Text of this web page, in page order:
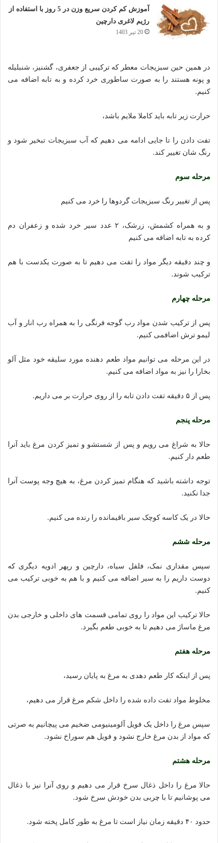
آموزش کم کردن سریع وزن در 5 روز با استفاده از
رژیم لاغری دارچین
20 تیر 1403
در همین حین سبزیجات معطر که ترکیبی از جعفری، گشنیز، شنبلیله
و پونه هستند را به صورت ساطوری خرد کرده و به تابه اضافه می
کنیم.
حرارت زیر تابه باید کاملا ملایم باشد،
تفت دادن را تا جایی ادامه می دهیم که آب سبزیجات تبخیر شود و
رنگ شان تغییر کند.
مرحله سوم
پس از تغییر رنگ سبزیجات گردوها را خرد می کنیم
و به همراه کشمش، زرشک، ۲ عدد سیر خرد شده و زعفران دم
کرده به تابه اضافه می کنیم
و چند دقیقه دیگر مواد را تفت می دهیم تا به صورت یکدست با هم
ترکیب شوند.
مرحله چهارم
پس از ترکیب شدن مواد رب گوجه فرنگی را به همراه رب انار و آب
لیمو ترش اضافمی کنیم.
در این مرحله می توانیم مواد طعم دهنده مورد سلیقه خود مثل آلو
بخارا را نیز به مواد اضافه می کنیم.
پس از ۵ دقیقه تفت دادن تابه را از روی حرارت بر می داریم.
مرحله پنجم
حالا به شراغ می رویم و پس از شستشو و تمیز کردن مرغ باید آنرا
طعم دار کنیم.
توجه داشته باشید که هنگام تمیز کردن مرغ، به هیچ وجه پوست آنرا
جدا نکنید.
حالا در یک کاسه کوچک سیر باقیمانده را رنده می کنیم.
مرحله ششم
سپس مقداری نمک، فلفل سیاه، دارچین و رپهر ادویه دیگری که
دوست داریم را به سیر اضافه می کنیم و با هم به خوبی ترکیب می
کنیم.
حالا ترکیب این مواد را روی تمامی قسمت های داخلی و خارجی بدن
مرغ ماساژ می دهیم تا به خوبی طعم بگیرد.
مرحله هفتم
پس از اینکه کار طعم دهدی به مرغ به پایان رسید،
مخلوط مواد تفت داده شده را داخل شکم مرغ قرار می دهیم،
سپس مرغ را داخل یک فویل آلومینیومی ضخیم می پیچانیم به صرتی
که مواد از بدن مرغ خارج نشود و فویل هم سوراخ نشود.
مرحله هشتم
حالا مرغ را داخل ذغال سرخ قرار می دهیم و روی آنرا نیز با ذغال
می پوشانیم تا با چربی بدن خودش سرخ شود.
حدود ۴۰ دقیقه زمان نیاز است تا مرغ به طور کامل پخته شود.